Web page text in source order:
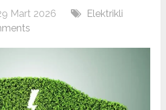
Mart 2026
Elektrikli